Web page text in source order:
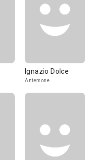
Ignazio Dolce
Antemone